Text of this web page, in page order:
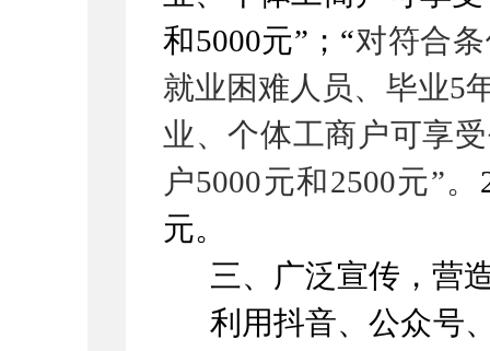
和5000元”；“对符合
就业困难人员、毕业5
业、个体工商户可享
户5000元和2500元”。
元。
三、广泛宣传，营
利用抖音、公众号